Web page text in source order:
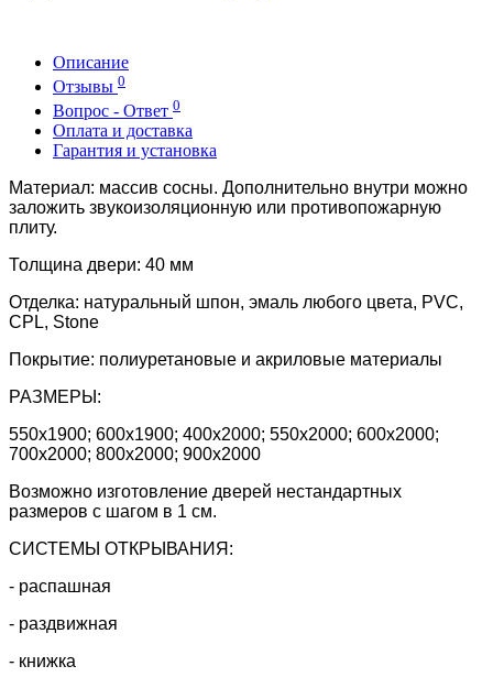
Описание
Отзывы 0
Вопрос - Ответ 0
Оплата и доставка
Гарантия и установка
Материал: массив сосны. Дополнительно внутри можно
заложить звукоизоляционную или противопожарную
плиту.
Толщина двери: 40 мм
Отделка: натуральный шпон, эмаль любого цвета, PVC,
CPL, Stone
Покрытие: полиуретановые и акриловые материалы
РАЗМЕРЫ:
550х1900; 600х1900; 400х2000; 550х2000; 600х2000;
700х2000; 800х2000; 900x2000
Возможно изготовление дверей нестандартных
размеров с шагом в 1 см.
СИСТЕМЫ ОТКРЫВАНИЯ:
- распашная
- раздвижная
- книжка